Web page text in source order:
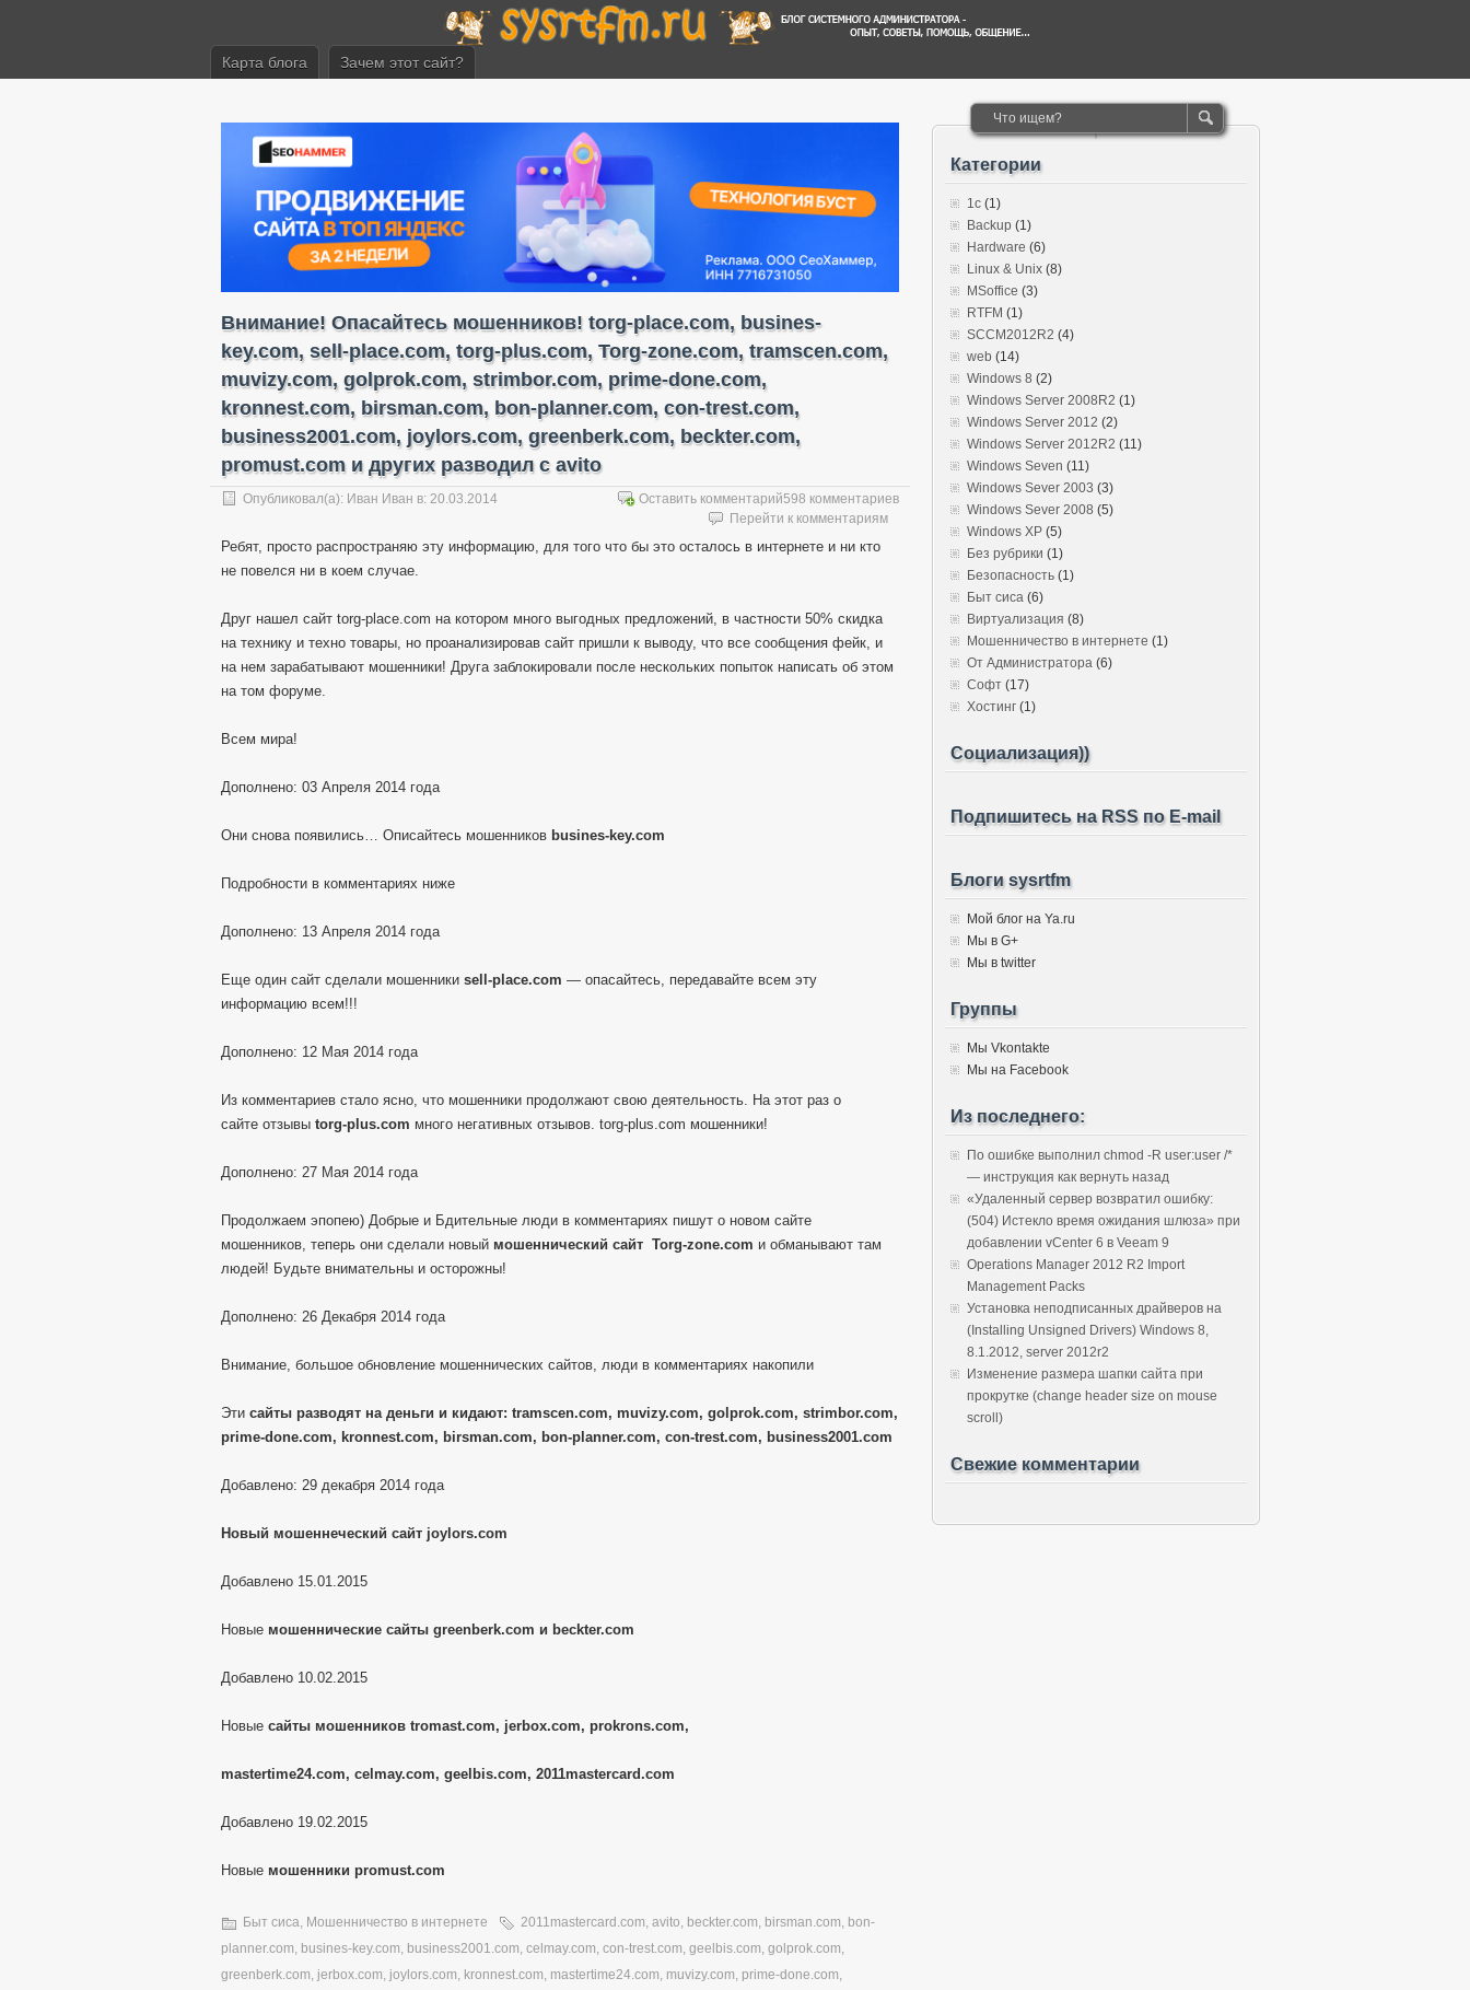
Карта блога Зачем этот сайт?
Внимание! Опасайтесь мошенников! torg-place.com, busines-
key.com, sell-place.com, torg-plus.com, Torg-zone.com, tramscen.com,
muvizy.com, golprok.com, strimbor.com, prime-done.com,
kronnest.com, birsman.com, bon-planner.com, con-trest.com,
business2001.com, joylors.com, greenberk.com, beckter.com,
promust.com и других разводил с avito
Опубликовал(а): Иван Иван в: 20.03.2014 Оставить комментарий598 комментариев
Перейти к комментариям
Ребят, просто распространяю эту информацию, для того что бы это осталось в интернете и ни кто
не повелся ни в коем случае.
Друг нашел сайт torg-place.com на котором много выгодных предложений, в частности 50% скидка
на технику и техно товары, но проанализировав сайт пришли к выводу, что все сообщения фейк, и
на нем зарабатывают мошенники! Друга заблокировали после нескольких попыток написать об этом
на том форуме.
Всем мира!
Дополнено: 03 Апреля 2014 года
Они снова появились… Описайтесь мошенников busines-key.com
Подробности в комментариях ниже
Дополнено: 13 Апреля 2014 года
Еще один сайт сделали мошенники sell-place.com — опасайтесь, передавайте всем эту
информацию всем!!!
Дополнено: 12 Мая 2014 года
Из комментариев стало ясно, что мошенники продолжают свою деятельность. На этот раз о
сайте отзывы torg-plus.com много негативных отзывов. torg-plus.com мошенники!
Дополнено: 27 Мая 2014 года
Продолжаем эпопею) Добрые и Бдительные люди в комментариях пишут о новом сайте
мошенников, теперь они сделали новый мошеннический сайт Torg-zone.com и обманывают там
людей! Будьте внимательны и осторожны!
Дополнено: 26 Декабря 2014 года
Внимание, большое обновление мошеннических сайтов, люди в комментариях накопили
Эти сайты разводят на деньги и кидают: tramscen.com, muvizy.com, golprok.com, strimbor.com,
prime-done.com, kronnest.com, birsman.com, bon-planner.com, con-trest.com, business2001.com
Добавлено: 29 декабря 2014 года
Новый мошеннеческий сайт joylors.com
Добавлено 15.01.2015
Новые мошеннические сайты greenberk.com и beckter.com
Добавлено 10.02.2015
Новые сайты мошенников tromast.com, jerbox.com, prokrons.com,
mastertime24.com, celmay.com, geelbis.com, 2011mastercard.com
Добавлено 19.02.2015
Новые мошенники promust.com
Быт сиса, Мошенничество в интернете 2011mastercard.com, avito, beckter.com, birsman.com, bon-
planner.com, busines-key.com, business2001.com, celmay.com, con-trest.com, geelbis.com, golprok.com,
greenberk.com, jerbox.com, joylors.com, kronnest.com, mastertime24.com, muvizy.com, prime-done.com,
Категории
1c (1)
Backup (1)
Hardware (6)
Linux & Unix (8)
MSoffice (3)
RTFM (1)
SCCM2012R2 (4)
web (14)
Windows 8 (2)
Windows Server 2008R2 (1)
Windows Server 2012 (2)
Windows Server 2012R2 (11)
Windows Seven (11)
Windows Sever 2003 (3)
Windows Sever 2008 (5)
Windows XP (5)
Без рубрики (1)
Безопасность (1)
Быт сиса (6)
Виртуализация (8)
Мошенничество в интернете (1)
От Администратора (6)
Софт (17)
Хостинг (1)
Социализация))
Подпишитесь на RSS по E-mail
Блоги sysrtfm
Мой блог на Ya.ru
Мы в G+
Мы в twitter
Группы
Мы Vkontakte
Мы на Facebook
Из последнего:
По ошибке выполнил chmod -R user:user /*
— инструкция как вернуть назад
«Удаленный сервер возвратил ошибку:
(504) Истекло время ожидания шлюза» при
добавлении vCenter 6 в Veeam 9
Operations Manager 2012 R2 Import
Management Packs
Установка неподписанных драйверов на
(Installing Unsigned Drivers) Windows 8,
8.1.2012, server 2012r2
Изменение размера шапки сайта при
прокрутке (change header size on mouse
scroll)
Свежие комментарии